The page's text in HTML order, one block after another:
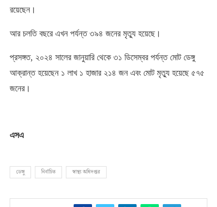
রয়েছেন।
আর চলতি বছরে এখন পর্যন্ত ৩৯৪ জনের মৃত্যু হয়েছে।
প্রসঙ্গত, ২০২৪ সালের জানুয়ারি থেকে ৩১ ডিসেম্বর পর্যন্ত মোট ডেঙ্গু
আক্রান্ত হয়েছেন ১ লাখ ১ হাজার ২১৪ জন এবং মোট মৃত্যু হয়েছে ৫৭৫
জনের।
এসএ
ডেঙ্গু নির্বাচিত স্বাস্থ্য অধিদপ্তর